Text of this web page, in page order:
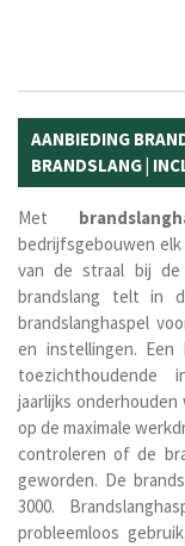
AANBIEDING
BRANDSLANG |
Met
bedrijfsgebouwen
van de straal bij de
brandslang telt in
brandslanghaspel
en instellingen. Een
toezichthoudende
jaarlijks
op de maximale
controleren of de
geworden. De
3000.
probleemloos